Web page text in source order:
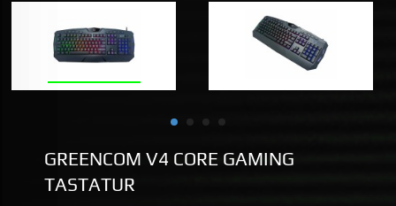
GREENCOM V4 CORE GAMING
TASTATUR